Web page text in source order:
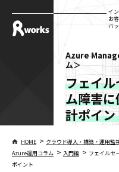
イ
お
バ
Azure
ム＞
フェイ
ム障害
計ポイン
HOME > クラウド導入・構築・運用監
Azure運用コラム > 入門編 > フェイルセ
ポイント